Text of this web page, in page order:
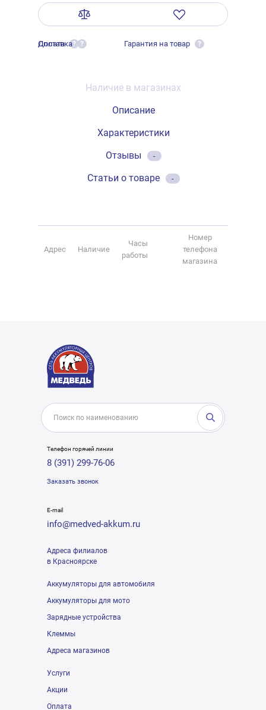
Оплата ?
Доставка ? Гарантия на товар ?
Наличие в магазинах
Описание
Характеристики
Отзывы
-
Статьи о товаре -
Адрес Наличие
Часы
работы
Номер
телефона
магазина
Телефон горячей линии
8 (391) 299-76-06
Заказать звонок
E-mail
info@medved-akkum.ru
Адреса филиалов
в Красноярске
Аккумуляторы для автомобиля
Аккумуляторы для мото
Зарядные устройства
Клеммы
Адреса магазинов
Услуги
Акции
Оплата